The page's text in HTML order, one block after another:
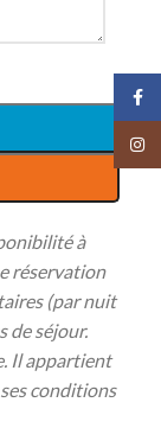
à
réservation
(par nuit
de séjour.
Il appartient
conditions